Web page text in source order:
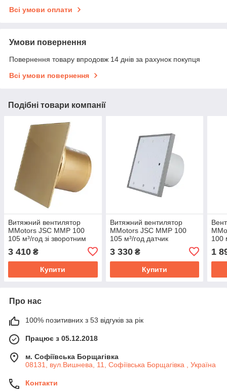
Всі умови оплати
Умови повернення
Повернення товару впродовж 14 днів за рахунок покупця
Всі умови повернення
Подібні товари компанії
Витяжний вентилятор
MMotors JSC MMP 100
105 м³/год зі зворотним
3 410 ₴
Купити
Витяжний вентилятор
MMotors JSC MMP 100
105 м³/год датчик
зворотним клапаном під
плитку
3 330₴
Купити
100
1
Про нас
100% позитивних з 53 відгуків за рік
Працює з 05.12.2018
м. Софіївська Борщагівка
08131, вул.Вишнева, 11, Софіївська Борщагівка , Україна
Контакти